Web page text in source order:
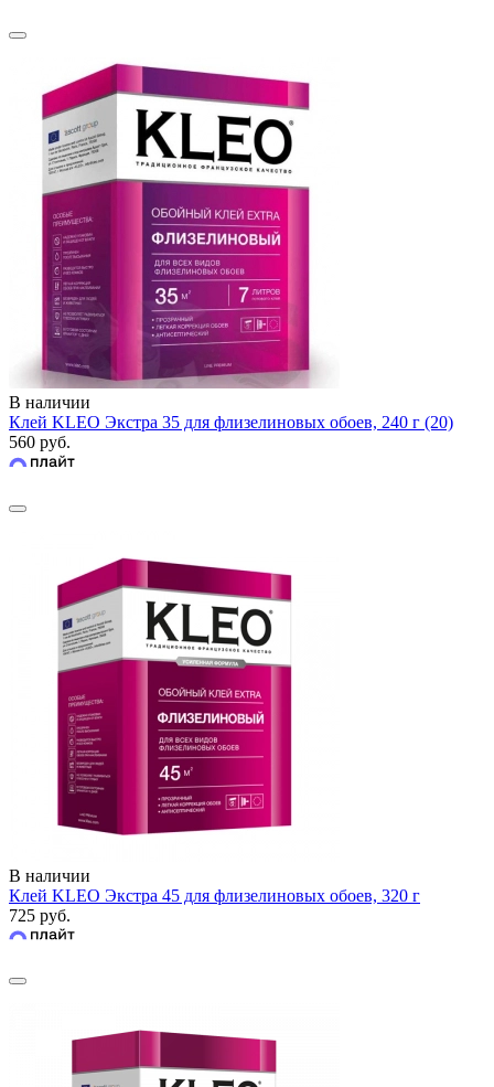
В наличии
Клей KLEO Экстра 35 для флизелиновых обоев, 240 г (20)
560 руб.
В наличии
Клей KLEO Экстра 45 для флизелиновых обоев, 320 г
725 руб.